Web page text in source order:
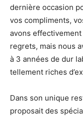
dernière occasion
vos compliments,
avons
regrets, mais nous
à 3 années de dur
tellement riches
Dans son unique
proposait des